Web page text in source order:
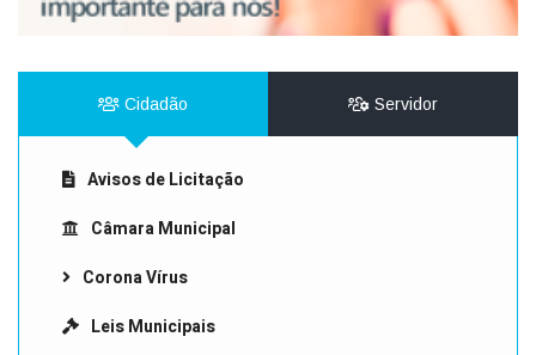
Cidadão Servidor
Avisos de Licitação
Câmara Municipal
Corona Vírus
Leis Municipais